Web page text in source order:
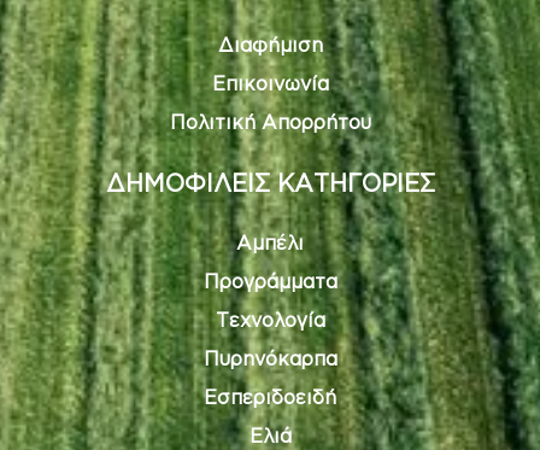
Διαφήμιση
Επικοινωνία
Πολιτική Απορρήτου
ΔΗΜΟΦΙΛΕΙΣ ΚΑΤΗΓΟΡΙΕΣ
Αμπέλι
Προγράμματα
Τεχνολογία
Πυρηνόκαρπα
Εσπεριδοειδή
Ελιά